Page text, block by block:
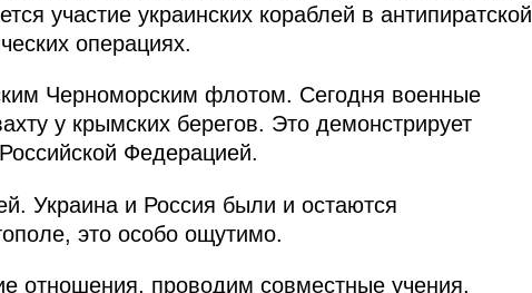
участие украинских кораблей в антипиратской
операциях.
Черноморским флотом. Сегодня военные
у крымских берегов. Это демонстрирует
Федерацией.
Украина и Россия были и остаются
это особо ощутимо.
отношения, проводим совместные учения,